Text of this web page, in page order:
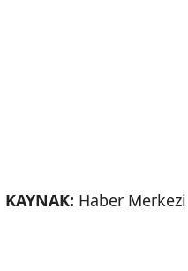
KAYNAK: Haber Merkezi